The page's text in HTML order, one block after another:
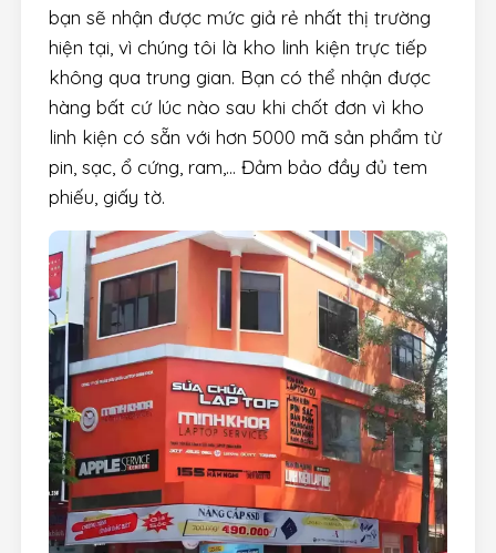
bạn sẽ nhận được mức giả rẻ nhất thị trường
hiện tại, vì chúng tôi là kho linh kiện trực tiếp
không qua trung gian. Bạn có thể nhận được
hàng bất cứ lúc nào sau khi chốt đơn vì kho
linh kiện có sẵn với hơn 5000 mã sản phẩm từ
pin, sạc, ổ cứng, ram,… Đảm bảo đầy đủ tem
phiếu, giấy tờ.